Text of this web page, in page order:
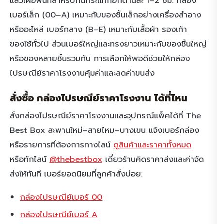
เบอร์เล็ก (00–A) เหมาะกับของชิ้นเล็กอย่างเครื่องสำอาง
หรืออะไหล่ เบอร์กลาง (B–E) เหมาะกับเสื้อผ้า รองเท้า
ของใช้ทั่วไป ส่วนเบอร์ใหญ่และทรงยาวเหมาะกับของชิ้นใหญ่
หรือของหลายชิ้นรวมกัน การเลือกให้พอดีช่วยให้กล่อง
ไปรษณีย์ราคาโรงงานคุ้มค่าและลดค่าขนส่ง
สั่งซื้อ กล่องไปรษณีย์ราคาโรงงาน ได้ที่ไหน
สั่งกล่องไปรษณีย์ราคาโรงงานและอุปกรณ์แพ็คได้ที่ The
Best Box สะพานใหม่–สายไหม–บางเขน แจ้งเบอร์กล่อง
หรือรายการที่ต้องการทางไลน์ ดูสินค้าและราคาทั้งหมด
หรือทักไลน์ @thebestbox เดี๋ยวร้านคิดราคาส่งและค่าจัด
ส่งให้ทันที เบอร์ยอดนิยมที่ลูกค้าสั่งบ่อย:
กล่องไปรษณีย์เบอร์ 00
กล่องไปรษณีย์เบอร์ A